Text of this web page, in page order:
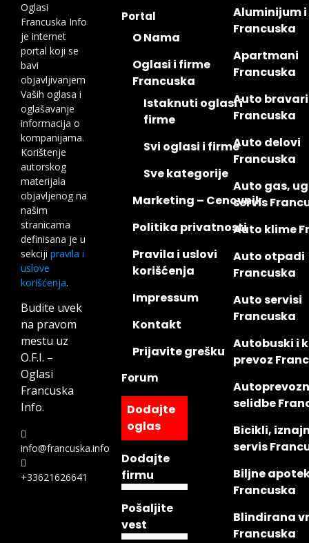
Oglasi
Francuska Info
je internet
portal koji se
bavi
objavljivanjem
Vaših oglasa i
oglašavanje
informacija o
kompanijama.
Korištenje
autorskog
materijala
objavljenog na
našim
stranicama
definisana je u
sekciji pravila i
uslove
korišćenja.
Budite uvek
na pravom
mestu uz
O.F.I. –
Oglasi
Francuska
Info.
info@francuska.info
+33621626641
Portal
O Nama
Oglasi i firme
Francuska
Istaknuti oglasi i
firme
Svi oglasi i firme
Sve kategorije
Marketing – Cenovnik
Politika privatnosti
Pravila i uslovi
korišćenja
Impressum
Kontakt
Prijavite grešku
Forum
Dodajte
oglas
Dodajte
firmu
Pošaljite
vest
Aluminijum i
Francuska
Apartmani
Francuska
Auto bravari
Francuska
Auto delovi
Francuska
Auto gas,
servis
Auto klime
Auto otpadi
Francuska
Auto servisi
Francuska
Autobuski i
prevoz
selidbe
Bicikli,
servis
Biljne
Francuska
Blindirana
Francuska